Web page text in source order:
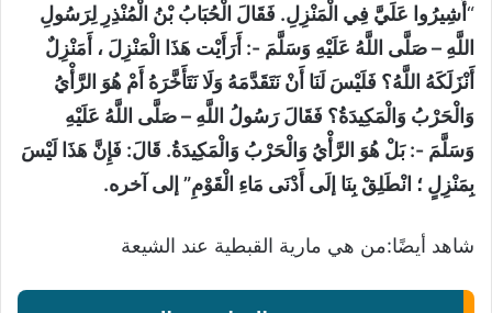
“أَشِيرُوا عَلَيَّ فِي الْمَنْزِلِ. فَقَالَ الْحُبَابُ بْنُ الْمُنْذِرِ لِرَسُولِ
اللَّهِ – صَلَّى اللَّهُ عَلَيْهِ وَسَلَّمَ -: أَرَأَيْت هَذَا الْمَنْزِلَ ، أَمَنْزِلٌ
أَنْزَلَكَهُ اللَّهُ؟ فَلَيْسَ لَنَا أَنْ نَتَقَدَّمَهُ وَلَا نَتَأَخَّرَهُ أَمْ هُوَ الرَّأْيُ
وَالْحَرْبُ وَالْمَكِيدَةُ؟ فَقَالَ رَسُولُ اللَّهِ – صَلَّى اللَّهُ عَلَيْهِ
وَسَلَّمَ -: بَلْ هُوَ الرَّأْيُ وَالْحَرْبُ وَالْمَكِيدَةُ. قَالَ: فَإِنَّ هَذَا لَيْسَ
بِمَنْزِلٍ ؛ انْطَلِقْ بِنَا إلَى أَدْنَى مَاءِ الْقَوْمِ” إلى آخره.
شاهد أيضًا:من هي مارية القبطية عند الشيعة